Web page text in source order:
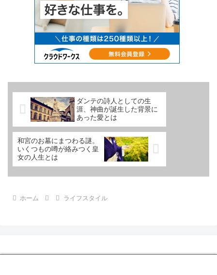
ダンテの詩人としての生
涯、神曲が誕生した背景に
あった愛とは
和宮のお墓にまつわる謎。
いくつもの噂が絡みつく皇
女の人生とは
ホーム ライフスタイル